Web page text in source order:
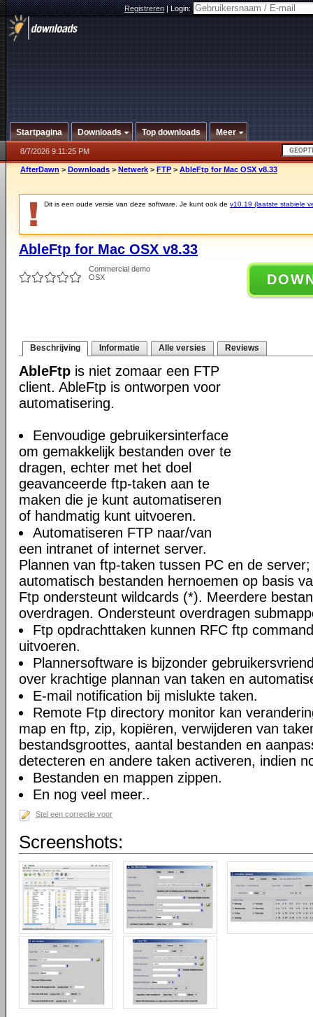
Registreren|Login:
Startpagina Downloads Top downloads Meer
8/7/2026 9:11:25 PM
AfterDawn > Downloads > Netwerk > FTP > AbleFtp for Mac OSX v8.33
Dit is een oude versie van deze software. Je kunt ook de v10.19 (laatste stabiele
AbleFtp for Mac OSX v8.33
Commercial demo
OSX
Beschrijving Informatie Alle versies Reviews
AbleFtp is niet zomaar een FTP
client. AbleFtp is ontworpen voor
automatisering.
Eenvoudige gebruikersinterface
om gemakkelijk bestanden over te
dragen, echter met het doel
geavanceerde ftp-taken aan te
maken die je kunt automatiseren
of handmatig kunt uitvoeren.
Automatiseren FTP naar/van
een intranet of internet server.
Plannen van ftp-taken tussen PC en de
automatisch bestanden hernoemen op basis
Ftp ondersteunt wildcards (*). Meerdere
overdragen. Ondersteunt overdragen
Ftp opdrachttaken kunnen RFC ftp
uitvoeren.
Plannersoftware is bijzonder
over krachtige plannan van taken en
E-mail notification bij mislukte taken.
Remote Ftp directory monitor kan
map en ftp, zip, kopiëren, verwijderen van
bestandsgroottes, aantal bestanden en
detecteren en andere taken activeren, indien
Bestanden en mappen zippen.
En nog veel meer..
Stel een correctie voor
Screenshots: